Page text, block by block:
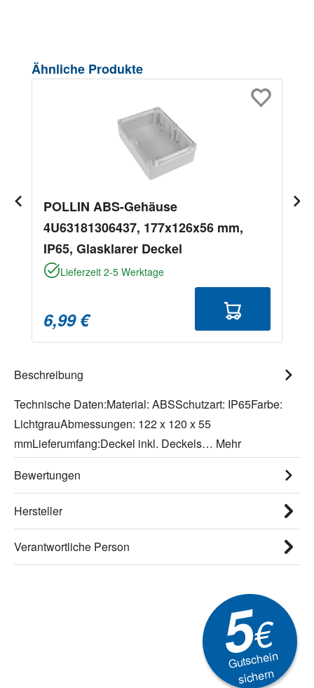
Produktgalerie überspringen
Ähnliche Produkte
POLLIN ABS-Gehäuse
4U63181306437, 177x126x56 mm,
IP65, Glasklarer Deckel
Lieferzeit 2-5 Werktage
6,99 €
Beschreibung
Technische Daten:Material: ABSSchutzart: IP65Farbe:
LichtgrauAbmessungen: 122 x 120 x 55
mmLieferumfang:Deckel inkl. Deckels… Mehr
Bewertungen
Hersteller
Verantwortliche Person
5€
Gutschein
sichern